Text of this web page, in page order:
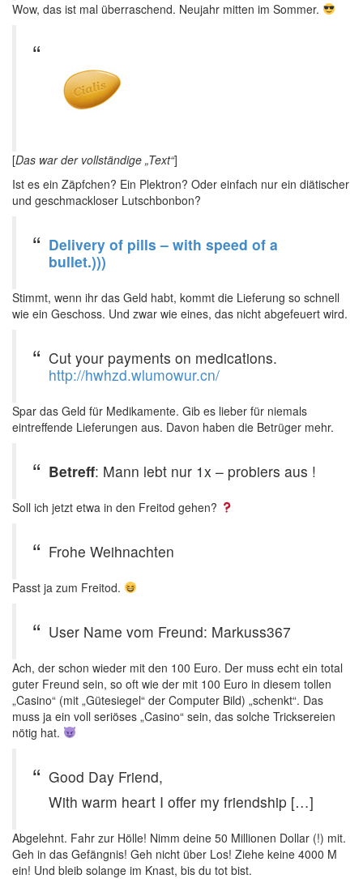
Wow, das ist mal überraschend. Neujahr mitten im Sommer.
[Das war der vollständige „Text“]
Ist es ein Zäpfchen? Ein Plektron? Oder einfach nur ein diätischer
und geschmackloser Lutschbonbon?
Delivery of pills – with speed of a
bullet.)))
Stimmt, wenn ihr das Geld habt, kommt die Lieferung so schnell
wie ein Geschoss. Und zwar wie eines, das nicht abgefeuert wird.
Cut your payments on medications.
http://hwhzd.wlumowur.cn/
Spar das Geld für Medikamente. Gib es lieber für niemals
eintreffende Lieferungen aus. Davon haben die Betrüger mehr.
Betreff: Mann lebt nur 1x – probiers aus !
Soll ich jetzt etwa in den Freitod gehen?
Frohe Weihnachten
Passt ja zum Freitod.
User Name vom Freund: Markuss367
Ach, der schon wieder mit den 100 Euro. Der muss echt ein total
guter Freund sein, so oft wie der mit 100 Euro in diesem tollen
„Casino“ (mit „Gütesiegel“ der Computer Bild) „schenkt“. Das
muss ja ein voll seriöses „Casino“ sein, das solche Tricksereien
nötig hat.
Good Day Friend,
With warm heart I offer my friendship […]
Abgelehnt. Fahr zur Hölle! Nimm deine 50 Millionen Dollar (!) mit.
Geh in das Gefängnis! Geh nicht über Los! Ziehe keine 4000 M
ein! Und bleib solange im Knast, bis du tot bist.